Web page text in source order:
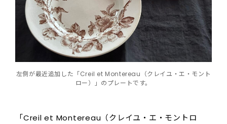
左側が最近追加した「Creil et Montereau（クレイユ・エ・モント
ロー）」のプレートです。
「Creil et Montereau（クレイユ・エ・モントロ